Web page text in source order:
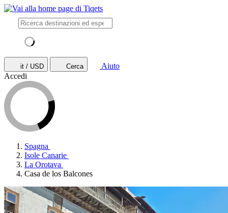
it / USD Cerca
Aiuto
Accedi
Spagna
Isole Canarie
La Orotava
Casa de los Balcones